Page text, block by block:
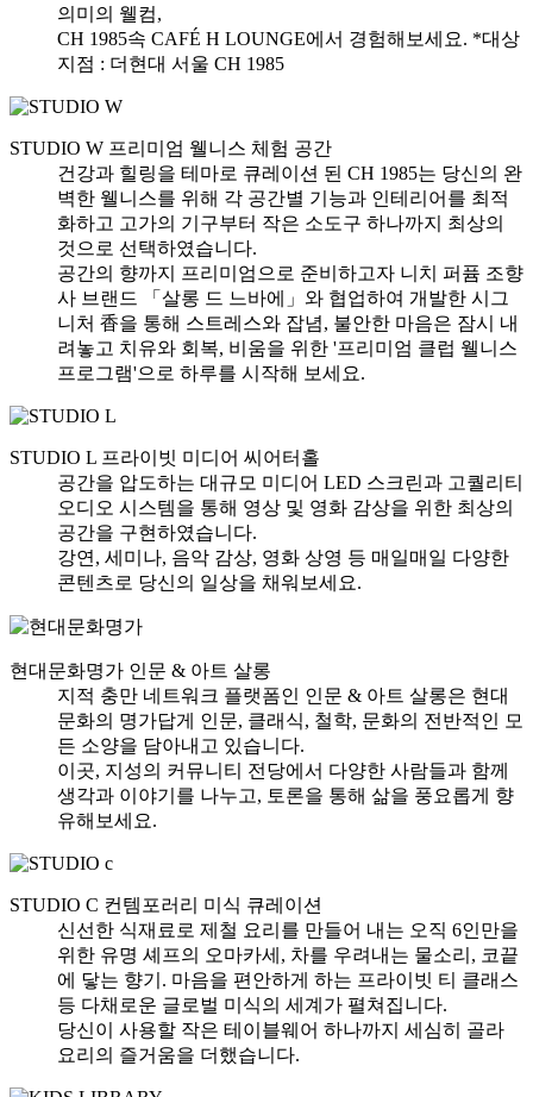
의미의 웰컴,
CH 1985속 CAFÉ H LOUNGE에서 경험해보세요. *대상
지점 : 더현대 서울 CH 1985
STUDIO W 프리미엄 웰니스 체험 공간
건강과 힐링을 테마로 큐레이션 된 CH 1985는 당신의 완
벽한 웰니스를 위해 각 공간별 기능과 인테리어를 최적
화하고 고가의 기구부터 작은 소도구 하나까지 최상의
것으로 선택하였습니다.
공간의 향까지 프리미엄으로 준비하고자 니치 퍼퓸 조향
사 브랜드 「살롱 드 느바에」와 협업하여 개발한 시그
니처 香을 통해 스트레스와 잡념, 불안한 마음은 잠시 내
려놓고 치유와 회복, 비움을 위한 '프리미엄 클럽 웰니스
프로그램'으로 하루를 시작해 보세요.
STUDIO L 프라이빗 미디어 씨어터홀
공간을 압도하는 대규모 미디어 LED 스크린과 고퀄리티
오디오 시스템을 통해 영상 및 영화 감상을 위한 최상의
공간을 구현하였습니다.
강연, 세미나, 음악 감상, 영화 상영 등 매일매일 다양한
콘텐츠로 당신의 일상을 채워보세요.
현대문화명가 인문 & 아트 살롱
지적 충만 네트워크 플랫폼인 인문 & 아트 살롱은 현대
문화의 명가답게 인문, 클래식, 철학, 문화의 전반적인 모
든 소양을 담아내고 있습니다.
이곳, 지성의 커뮤니티 전당에서 다양한 사람들과 함께
생각과 이야기를 나누고, 토론을 통해 삶을 풍요롭게 향
유해보세요.
STUDIO C 컨템포러리 미식 큐레이션
신선한 식재료로 제철 요리를 만들어 내는 오직 6인만을
위한 유명 셰프의 오마카세, 차를 우려내는 물소리, 코끝
에 닿는 향기. 마음을 편안하게 하는 프라이빗 티 클래스
등 다채로운 글로벌 미식의 세계가 펼쳐집니다.
당신이 사용할 작은 테이블웨어 하나까지 세심히 골라
요리의 즐거움을 더했습니다.